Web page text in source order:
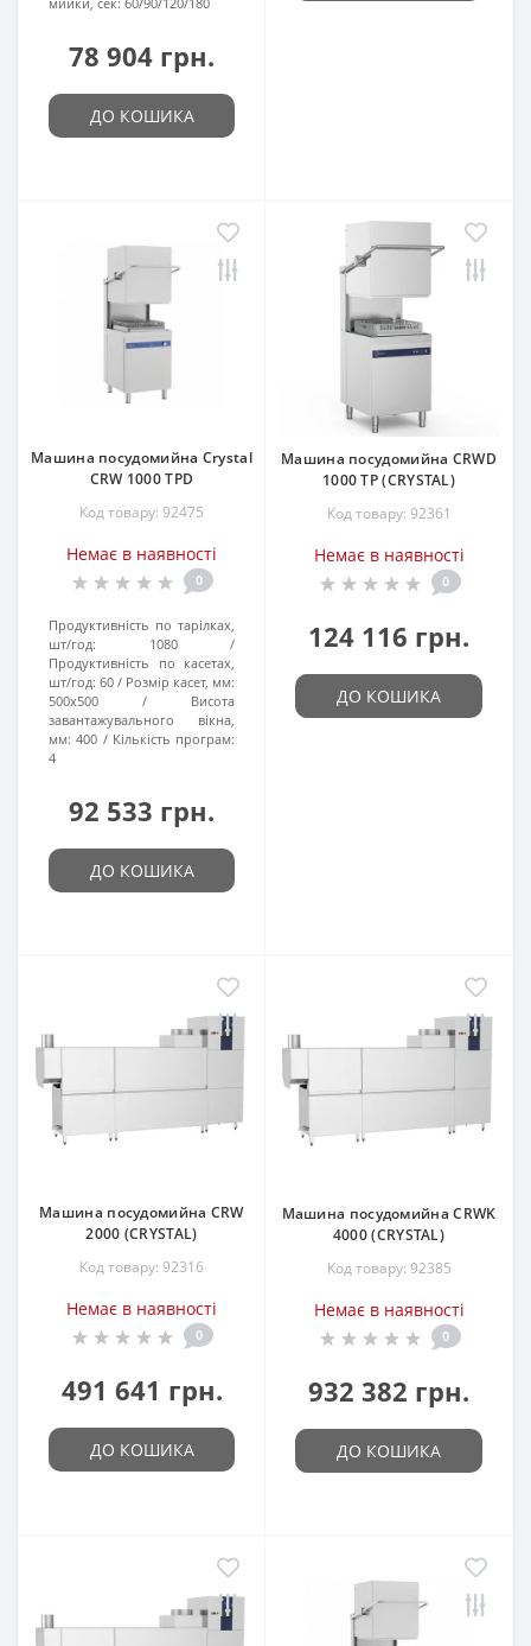
78 904 грн.
ДО КОШИКА
Машина посудомийна Crystal
CRW 1000 TPD
Код товару: 92475
Немає в наявності
0
Продуктивність по тарілках,
шт/год:
1080
Продуктивність по касетах,
шт/год: 60
Розмір касет, мм:
500x500
Висота
завантажувального вікна,
мм: 400
Кількість програм:
4
92 533 грн.
ДО КОШИКА
Машина посудомийна CRWD
1000 TP (CRYSTAL)
Код товару: 92361
Немає в наявності
0
124 116 грн.
ДО КОШИКА
Машина посудомийна CRW
2000 (CRYSTAL)
Код товару: 92316
Немає в наявності
0
491 641 грн.
ДО КОШИКА
Машина посудомийна CRWK
4000 (CRYSTAL)
Код товару: 92385
Немає в наявності
0
932 382 грн.
ДО КОШИКА